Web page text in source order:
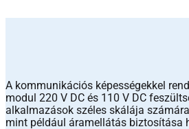
A kommunikációs képességekkel
modul 220 V DC és 110 V DC
alkalmazások széles skálája
mint például áramellátás biztosítása